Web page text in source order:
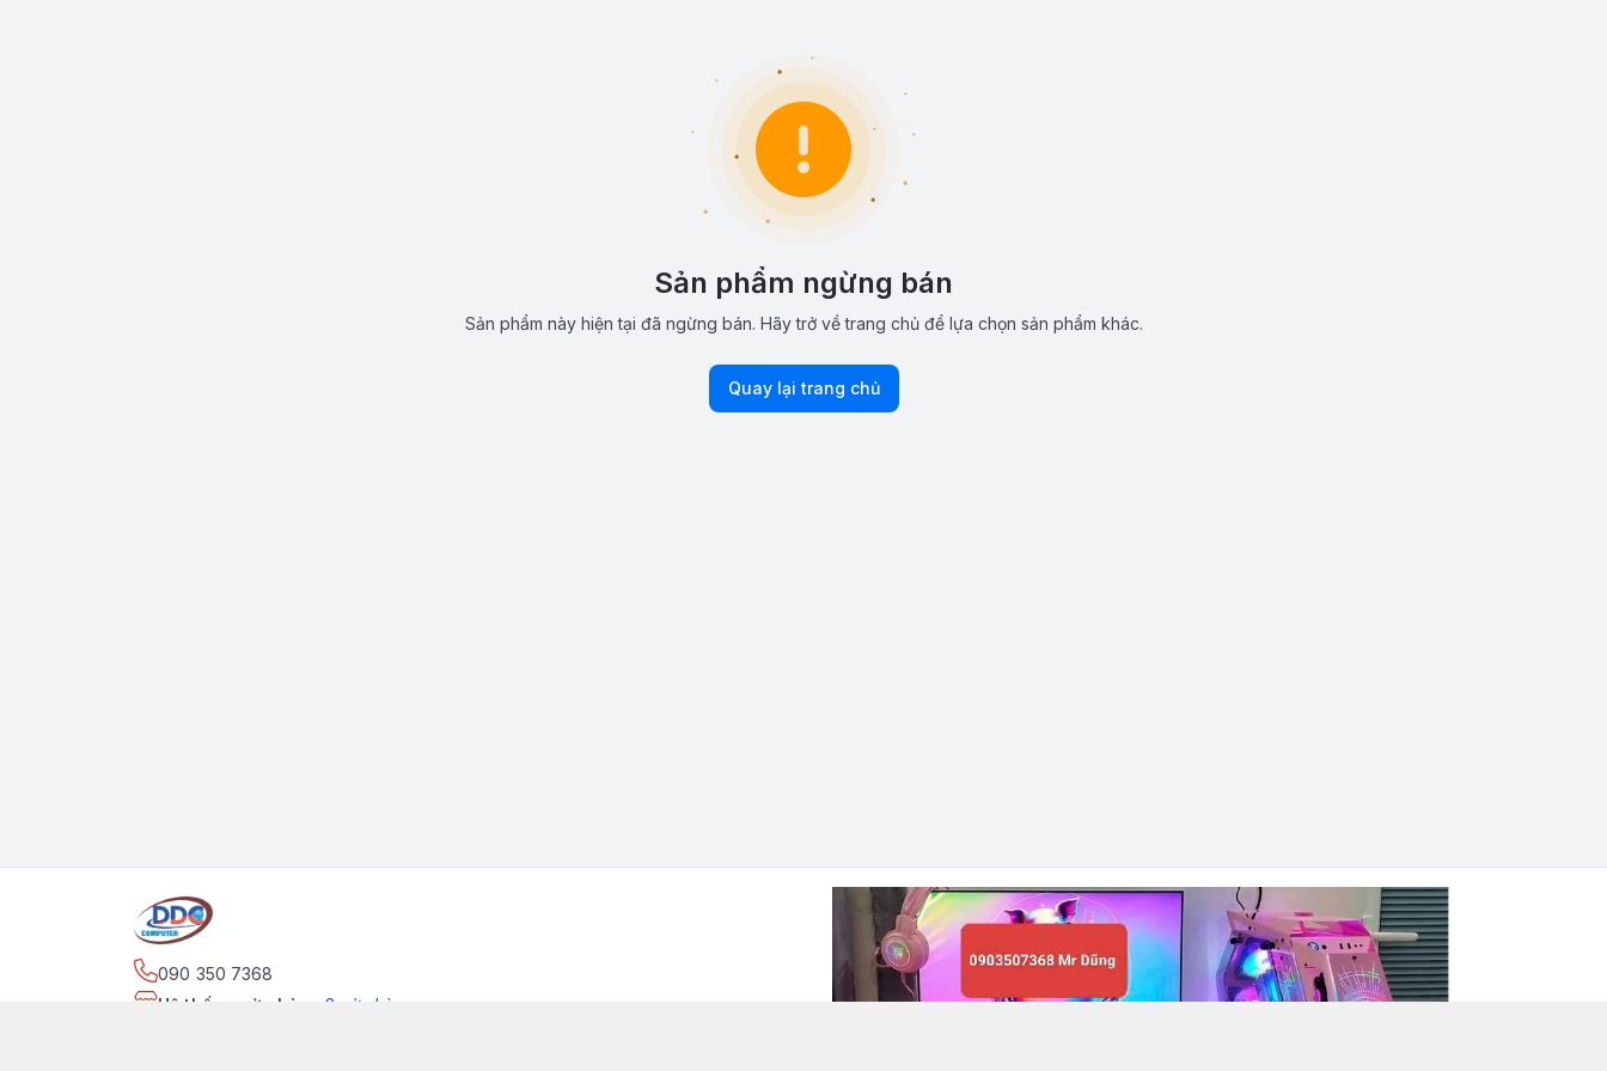
Sản phẩm ngừng bán
Sản phẩm này hiện tại đã ngừng bán. Hãy trở về trang chủ để lựa chọn sản phẩm khác.
Quay lại trang chủ
090 350 7368
Hệ thống cửa hàng
:2
cửa hàng